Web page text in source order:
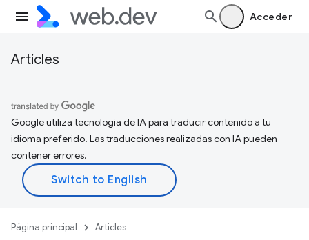
Acceder
Articles
Google utiliza tecnología de IA para traducir contenido a tu
idioma preferido. Las traducciones realizadas con IA pueden
contener errores.
Página principal Articles